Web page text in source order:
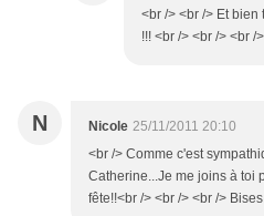
<br /> <br /> Et
!!! <br /> <br /> <br /
N Nicole 25/11/2011 20:10
<br /> Comme c'est
Catherine...Je me joins à toi
fête!!<br /> <br /> <br />